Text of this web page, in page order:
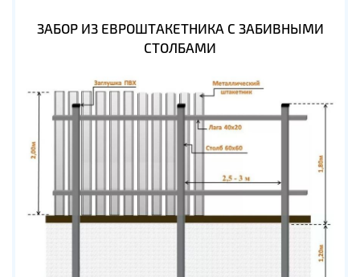
ЗАБОР ИЗ ЕВРОШТАКЕТНИКА С ЗАБИВНЫМИ
СТОЛБАМИ